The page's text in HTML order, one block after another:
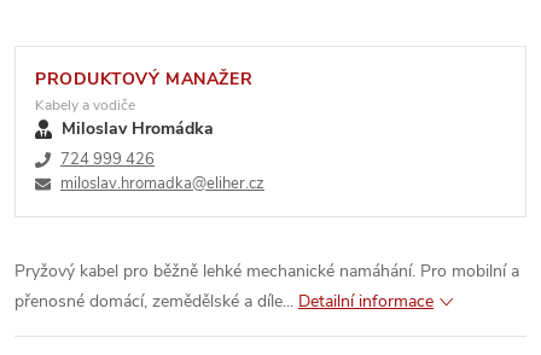
PRODUKTOVÝ MANAŽER
Kabely a vodiče
Miloslav Hromádka
724 999 426
miloslav.hromadka@eliher.cz
Pryžový kabel pro běžně lehké mechanické namáhání. Pro mobilní a
přenosné domácí, zemědělské a díle... Detailní informace